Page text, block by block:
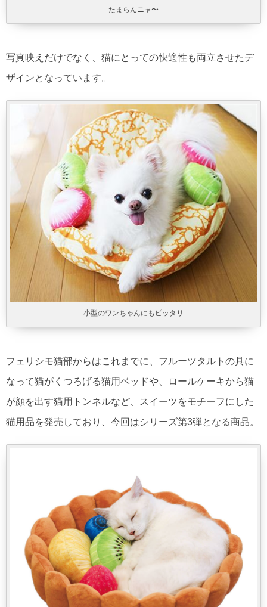
たまらんニャ〜
写真映えだけでなく、猫にとっての快適性も両立させたデ
ザインとなっています。
小型のワンちゃんにもピッタリ
フェリシモ猫部からはこれまでに、フルーツタルトの具に
なって猫がくつろげる猫用ベッドや、ロールケーキから猫
が顔を出す猫用トンネルなど、スイーツをモチーフにした
猫用品を発売しており、今回はシリーズ第3弾となる商品。